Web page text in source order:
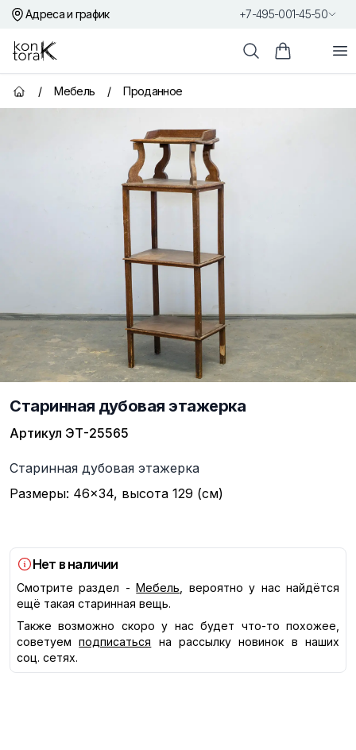
Адреса и график +7-495-001-45-50
Контора К
ПоискКорзина
Главная страница
/ Мебель / Проданное
Старинная дубовая этажерка
Артикул ЭТ-25565
Описание
Старинная дубовая этажерка
Размеры: 46×34, высота 129 (см)
Нет в наличии
Смотрите раздел - Мебель , вероятно у нас найдётся
ещё такая старинная вещь.
Также возможно скоро у нас будет что-то похожее,
советуем
подписаться
на рассылку новинок в наших
соц. сетях.